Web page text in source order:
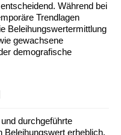
Während bei
Trendlagen
Beleihungswertermittlung
gewachsene
demografische
durchgeführte
Beleihungswert erheblich.